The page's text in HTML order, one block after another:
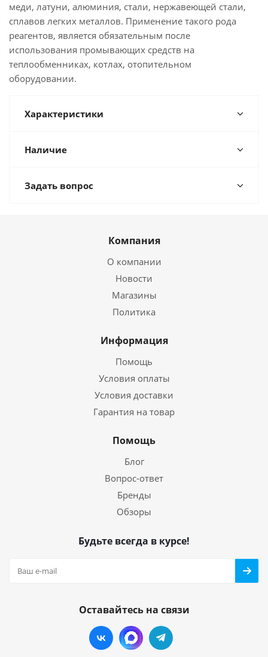
меди, латуни, алюминия, стали, нержавеющей стали,
сплавов легких металлов. Применение такого рода
реагентов, является обязательным после
использования промывающих средств на
теплообменниках, котлах, отопительном
оборудовании.
Характеристики
Наличие
Задать вопрос
Компания
О компании
Новости
Магазины
Политика
Информация
Помощь
Условия оплаты
Условия доставки
Гарантия на товар
Помощь
Блог
Вопрос-ответ
Бренды
Обзоры
Будьте всегда в курсе!
Оставайтесь на связи